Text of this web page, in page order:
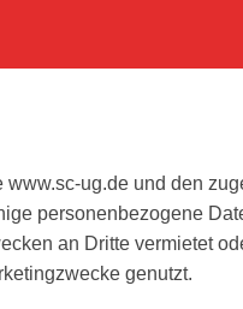
ug.de und den
personenbezogene
an Dritte vermietet
genutzt.